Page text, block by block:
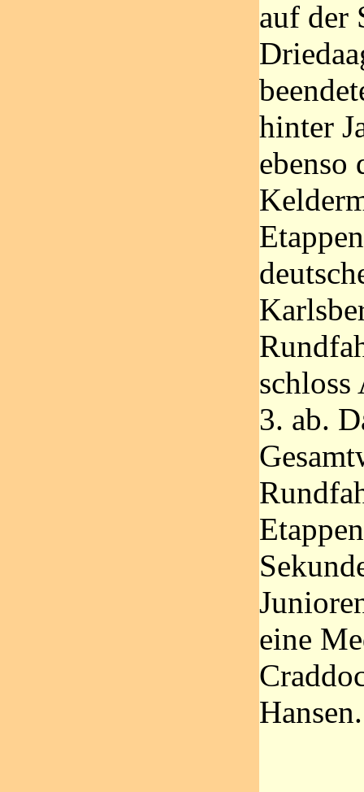
auf der
hinter
ebenso
schloss
3. ab.
eine
Hansen.